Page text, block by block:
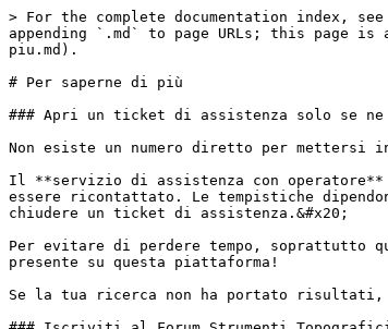
> For the complete documentation index,
appending `.md` to page URLs; this page
piu.md).
# Per saperne di più
### Apri un ticket di assistenza solo se ne
Non esiste un numero diretto per
Il **servizio di assistenza con
essere ricontattato. Le tempistiche
chiudere un ticket di assistenza.&#x20;
Per evitare di perdere tempo, soprattutto
presente su questa piattaforma!
Se la tua ricerca non ha portato